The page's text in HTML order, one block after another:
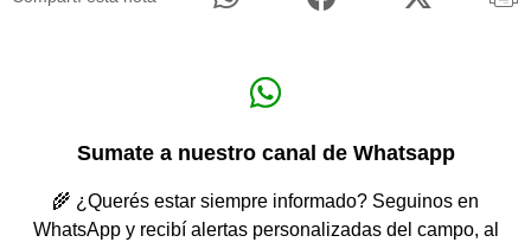
Sumate a nuestro canal de Whatsapp
🌾 ¿Querés estar siempre informado? Seguinos en
WhatsApp y recibí alertas personalizadas del campo, al